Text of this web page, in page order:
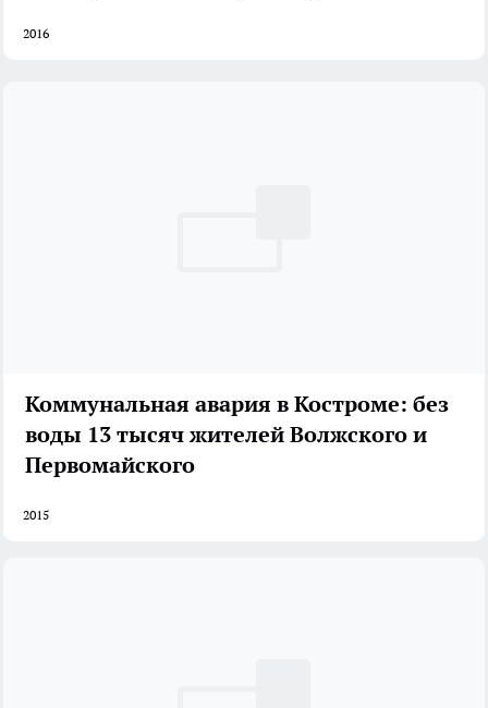
2016
Коммунальная авария в Костроме: без
воды 13 тысяч жителей Волжского и
Первомайского
2015